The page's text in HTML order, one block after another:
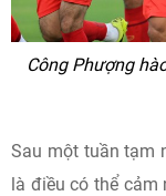
Công Phượng
Sau một tuần tạm
là điều có thể cảm